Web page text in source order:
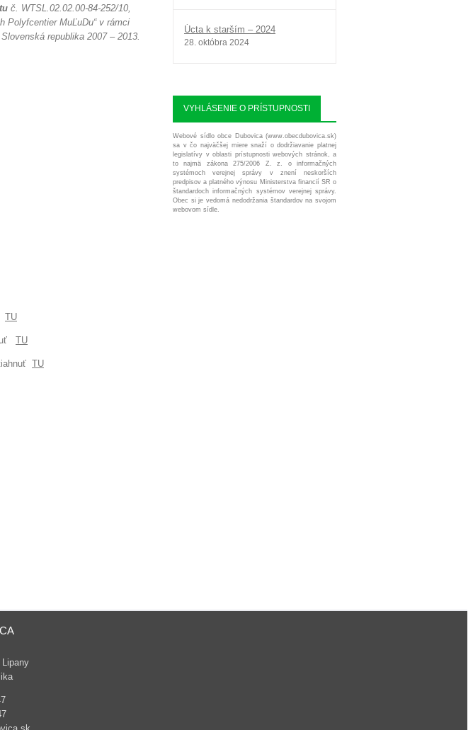
č. WTSL.02.02.00-84-252/10,
Polyfcentier MuĽuDu“ v rámci
republika 2007 – 2013.
TU
TU
TU
Úcta k starším – 2024
28. októbra 2024
VYHLÁSENIE O PRÍSTUPNOSTI
Webové sídlo obce Dubovica (www.obecdubovica.sk)
sa v čo najväčšej miere snaží o dodržiavanie platnej
legislatívy v oblasti prístupnosti webových stránok, a
to najmä zákona 275/2006 Z. z. o informačných
systémoch verejnej správy v znení neskorších
predpisov a platného výnosu Ministerstva financií SR o
štandardoch informačných systémov verejnej správy.
Obec si je vedomá nedodržania štandardov na svojom
webovom sídle.
Lipany